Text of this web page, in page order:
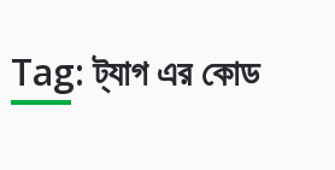
Tag:ট্যাগ এর কোড